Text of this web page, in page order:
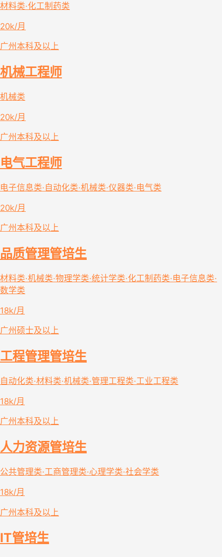
材料类·化工制药类
20k/月
广州 本科及以上
机械工程师
机械类
20k/月
广州 本科及以上
电气工程师
电子信息类·自动化类·机械类·仪器类·电气类
20k/月
广州 本科及以上
品质管理管培生
材料类·机械类·物理学类·统计学类·化工制药类·电子信息类·
数学类
18k/月
广州 硕士及以上
工程管理管培生
自动化类·材料类·机械类·管理工程类·工业工程类
18k/月
广州 本科及以上
人力资源管培生
公共管理类·工商管理类·心理学类·社会学类
18k/月
广州 本科及以上
IT管培生